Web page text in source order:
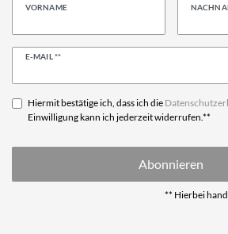
VORNAME
E-MAIL **
Newsletter
Hiermit bestätige ich, dass ich die
Einwilligung kann ich jederzeit widerrufen.**
Abonnieren
** Hierbei